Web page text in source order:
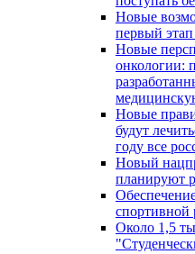
Новые
первый
Новые
онкологии:
Новые
будут
году все
Новый
планируют
спортивной
Около 1,5